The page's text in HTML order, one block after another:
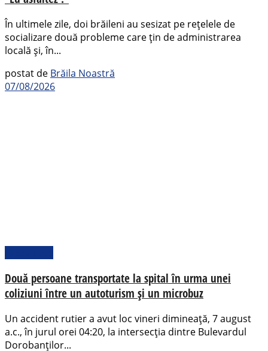
În ultimele zile, doi brăileni au sesizat pe rețelele de
socializare două probleme care țin de administrarea
locală și, în...
postat de Brăila Noastră
07/08/2026
Două persoane transportate la spital în urma unei
coliziuni între un autoturism și un microbuz
Un accident rutier a avut loc vineri dimineață, 7 august
a.c., în jurul orei 04:20, la intersecția dintre Bulevardul
Dorobanților...